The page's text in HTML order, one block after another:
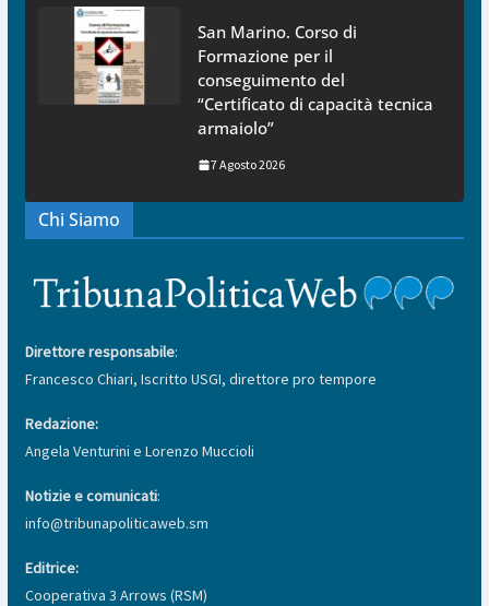
San Marino. Corso di
Formazione per il
conseguimento del
“Certificato di capacità tecnica
armaiolo”
7 Agosto 2026
Chi Siamo
Direttore responsabile:
Francesco Chiari, Iscritto USGI, direttore pro tempore
Redazione:
Angela Venturini e Lorenzo Muccioli
Notizie e comunicati:
info@tribunapoliticaweb.sm
Editrice:
Cooperativa 3 Arrows (RSM)